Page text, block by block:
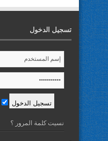
تسجيل الدخول
نسيت كلمة المرور ؟